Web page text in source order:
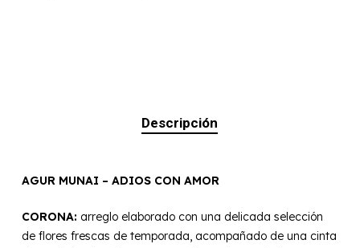
Descripción
AGUR MUNAI – ADIOS CON AMOR
CORONA: arreglo elaborado con una delicada selección
de flores frescas de temporada, acompañado de una cinta